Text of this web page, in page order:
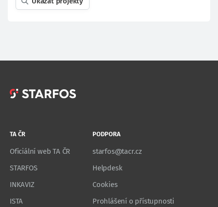
TA ČR
Oficiální web TA ČR
STARFOS
INKAVIZ
ISTA
PODPORA
starfos@tacr.cz
Helpdesk
Cookies
Prohlášení o přístupnosti